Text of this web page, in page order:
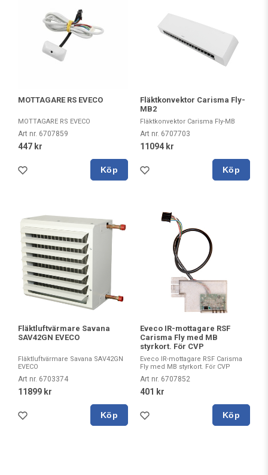
MOTTAGARE RS EVECO
MOTTAGARE RS EVECO
Art nr. 6707859
447 kr
Köp
Fläktkonvektor Carisma Fly-
MB2
Fläktkonvektor Carisma Fly-MB
Art nr. 6707703
11094 kr
Köp
Fläktluftvärmare Savana
SAV42GN EVECO
Fläktluftvärmare Savana SAV42GN
EVECO
Art nr. 6703374
11899 kr
Köp
Eveco IR-mottagare RSF
Carisma Fly med MB
styrkort. För CVP
Eveco IR-mottagare RSF Carisma
Fly med MB styrkort. För CVP
Art nr. 6707852
401 kr
Köp